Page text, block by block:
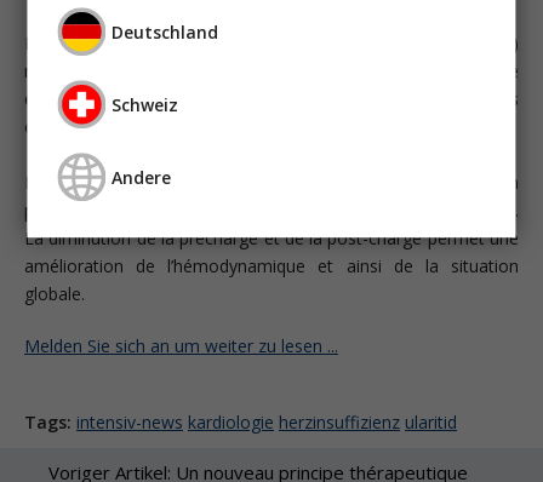
En règle générale, on observe une pression systolique (PS)
normale ou légèrement augmentée. Dans 5 à 8% des cas, elle
est inférieure à 90 mmHg. En cas d’hypoperfusion des
organes, le pronostic est particulièrement mauvais.
Des vasodilatateurs intraveineux doivent être utilisés en
présence d’une PS > 90 mmHg afin d’améliorer les symptômes.
La diminution de la précharge et de la post-charge permet une
amélioration de l’hémodynamique et ainsi de la situation
globale.
Melden Sie sich an um weiter zu lesen ...
Tags: intensiv-news kardiologie herzinsuffizienz ularitid
Voriger Artikel: Un nouveau principe thérapeutique
Deutschland
Schweiz
Andere